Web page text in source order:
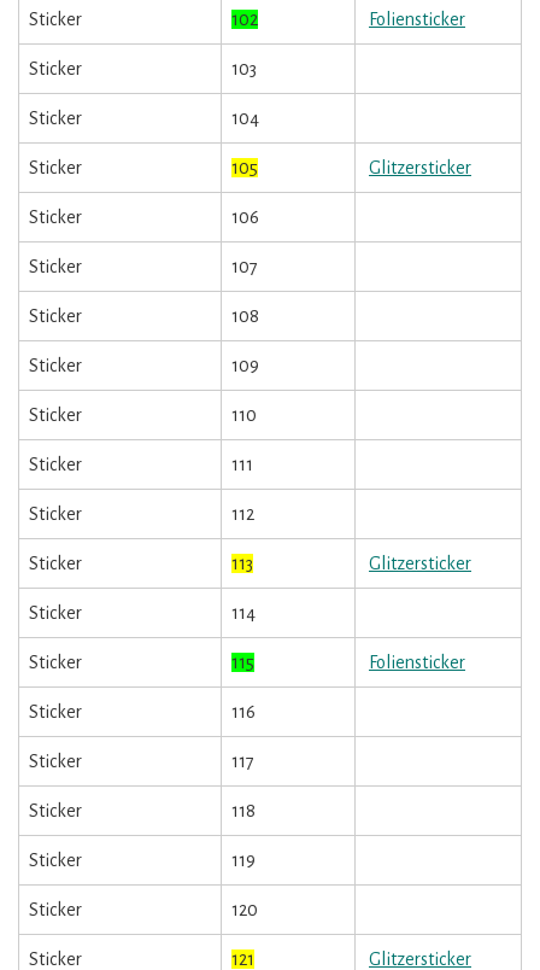
Sticker 102 Foliensticker
Sticker 103
Sticker 104
Sticker 105 Glitzersticker
Sticker 106
Sticker 107
Sticker 108
Sticker 109
Sticker 110
Sticker 111
Sticker 112
Sticker 113 Glitzersticker
Sticker 114
Sticker 115 Foliensticker
Sticker 116
Sticker 117
Sticker 118
Sticker 119
Sticker 120
Sticker 121 Glitzersticker